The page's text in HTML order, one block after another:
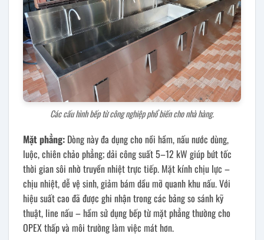
Các cấu hình bếp từ công nghiệp phổ biến cho nhà hàng.
Mặt phẳng: Dòng này đa dụng cho nồi hầm, nấu nước dùng,
luộc, chiên chảo phẳng; dải công suất 5–12 kW giúp bứt tốc
thời gian sôi nhờ truyền nhiệt trực tiếp. Mặt kính chịu lực –
chịu nhiệt, dễ vệ sinh, giảm bám dầu mỡ quanh khu nấu. Với
hiệu suất cao đã được ghi nhận trong các bảng so sánh kỹ
thuật, line nấu – hầm sử dụng bếp từ mặt phẳng thường cho
OPEX thấp và môi trường làm việc mát hơn.